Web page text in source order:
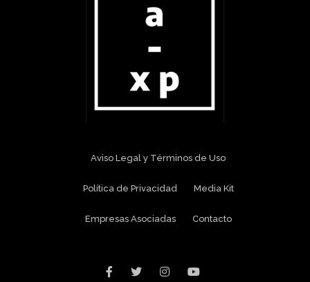
Aviso Legal y Términos de Uso
Política de Privacidad Media Kit
Empresas Asociadas Contacto